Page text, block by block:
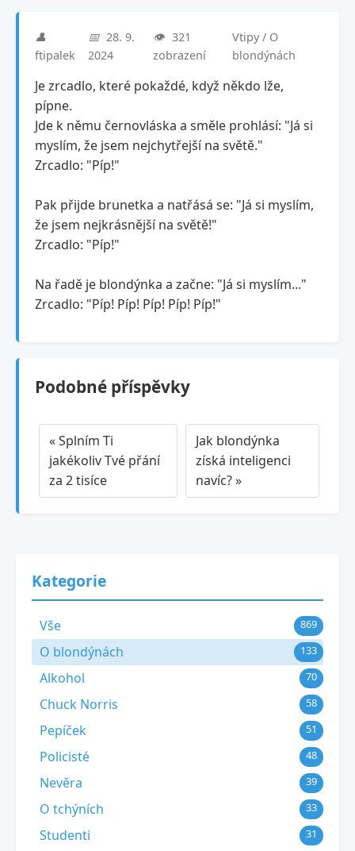
👤
ftipalek
📅 28. 9.
2024
👁️ 321
zobrazení
Vtipy / O
blondýnách
Je zrcadlo, které pokaždé, když někdo lže,
pípne.
Jde k němu černovláska a směle prohlásí: "Já si
myslím, že jsem nejchytřejší na světě."
Zrcadlo: "Píp!"
Pak přijde brunetka a natřásá se: "Já si myslím,
že jsem nejkrásnější na světě!"
Zrcadlo: "Píp!"
Na řadě je blondýnka a začne: "Já si myslím..."
Zrcadlo: "Píp! Píp! Píp! Píp! Píp!"
Podobné příspěvky
« Splním Ti
jakékoliv Tvé přání
za 2 tisíce
Jak blondýnka
získá inteligenci
navíc? »
Kategorie
Vše 869
O blondýnách 133
Alkohol 70
Chuck Norris 58
Pepíček 51
Policisté 48
Nevěra 39
O tchýních 33
Studenti 31